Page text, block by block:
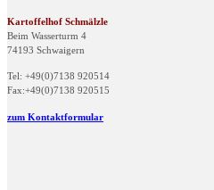
Kartoffelhof Schmälzle
Beim Wasserturm 4
74193 Schwaigern
Tel: +49(0)7138 920514
Fax:+49(0)7138 920515
zum Kontaktformular